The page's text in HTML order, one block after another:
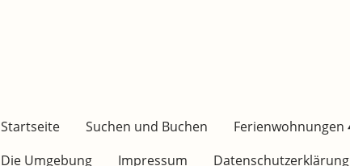
Startseite Suchen und Buchen Ferienwohnungen
Die Umgebung
Impressum Datenschutzerklärung